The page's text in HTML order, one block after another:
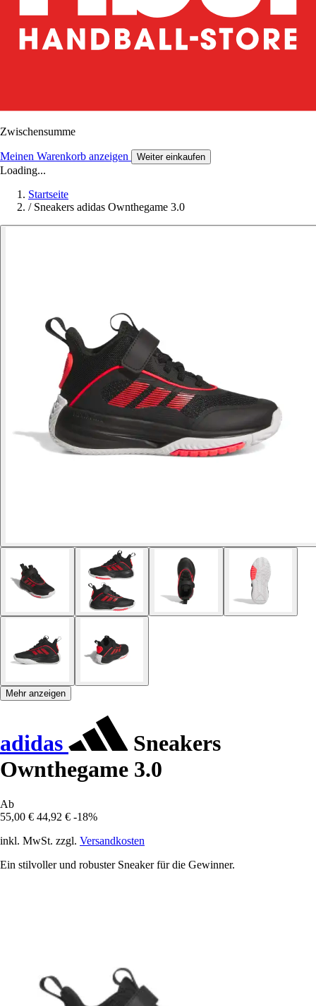
Zwischensumme
Meinen Warenkorb anzeigen Weiter einkaufen
Loading...
Startseite
/ Sneakers adidas Ownthegame 3.0
Mehr anzeigen
adidas
Sneakers
Ownthegame 3.0
Ab
55,00 € 44,92 € -18%
inkl. MwSt. zzgl. Versandkosten
Ein stilvoller und robuster Sneaker für die Gewinner.